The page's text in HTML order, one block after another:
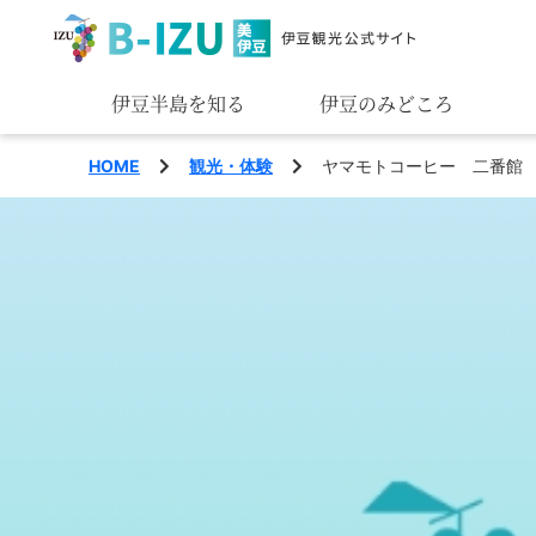
伊豆半島を知る 伊豆のみどころ
みる
HOME 観光・体験 ヤマモトコーヒー 二番館